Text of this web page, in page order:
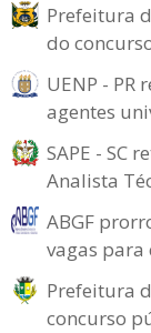
Prefeitura
do
UENP - PR
agentes
SAPE - SC
Analista
ABGF
vagas para
Prefeitura
concurso